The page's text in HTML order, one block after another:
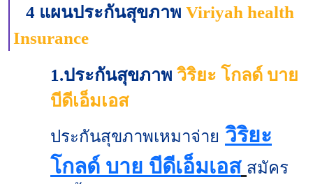
4 แผนประกันสุขภาพ Viriyah health
Insurance
1.ประกันสุขภาพ วิริยะ โกลด์ บาย
บีดีเอ็มเอส
ประกันสุขภาพเหมาจ่าย วิริยะ
โกลด์ บาย บีดีเอ็มเอส สมัคร